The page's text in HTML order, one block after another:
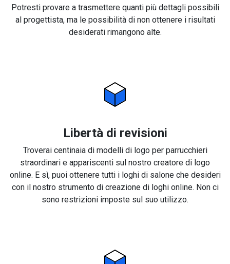
Potresti provare a trasmettere quanti più dettagli possibili
al progettista, ma le possibilità di non ottenere i risultati
desiderati rimangono alte.
Libertà di revisioni
Troverai centinaia di modelli di logo per parrucchieri
straordinari e appariscenti sul nostro creatore di logo
online. E sì, puoi ottenere tutti i loghi di salone che desideri
con il nostro strumento di creazione di loghi online. Non ci
sono restrizioni imposte sul suo utilizzo.